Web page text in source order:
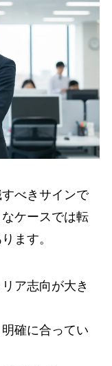
べきサインで
ケースでは転
ます。
ア志向が大き
確に合ってい